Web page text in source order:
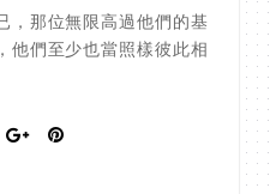
，那位無限高過他們的基
他們至少也當照樣彼此相